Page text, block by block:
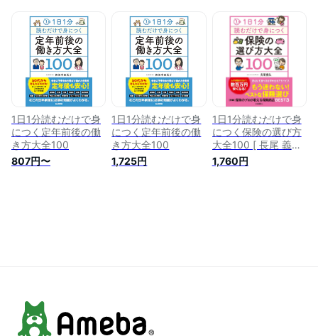
1日1分読むだけで身
につく定年前後の働
き方大全100
807円〜
1日1分読むだけで身
につく定年前後の働
き方大全100
1,725円
1日1分読むだけで身
につく保険の選び方
大全100 [ 長尾 義弘
]
1,760円